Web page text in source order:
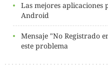
Las mejores
Android
Mensaje "No Registrado
este problema